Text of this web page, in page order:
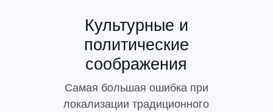
Культурные и
политические
соображения
Самая большая ошибка при
локализации традиционного